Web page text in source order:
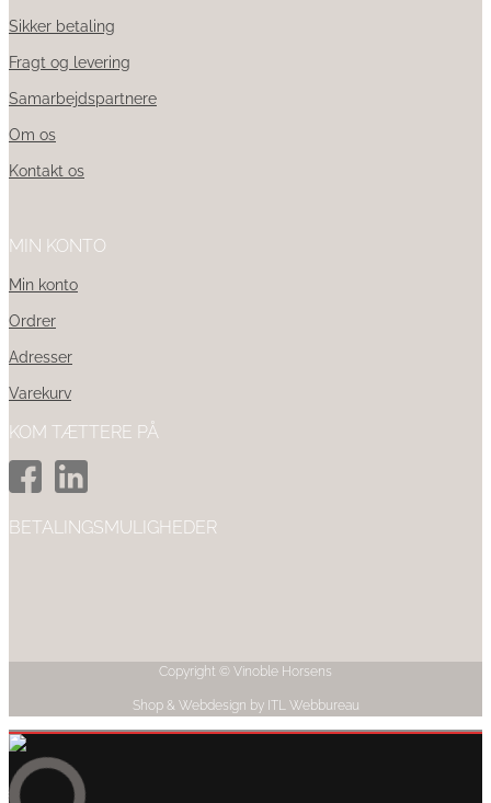
Sikker betaling
Fragt og levering
Samarbejdspartnere
Om os
Kontakt os
MIN KONTO
Min konto
Ordrer
Adresser
Varekurv
KOM TÆTTERE PÅ
BETALINGSMULIGHEDER
Copyright © Vinoble Horsens
Shop & Webdesign by ITL Webbureau